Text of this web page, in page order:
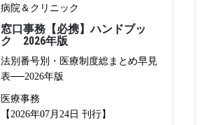
病院＆クリニック
窓口事務【必携】ハンドブッ
ク 2026年版
法別番号別・医療制度総まとめ早見
表──2026年版
医療事務
【2026年07月24日 刊行】